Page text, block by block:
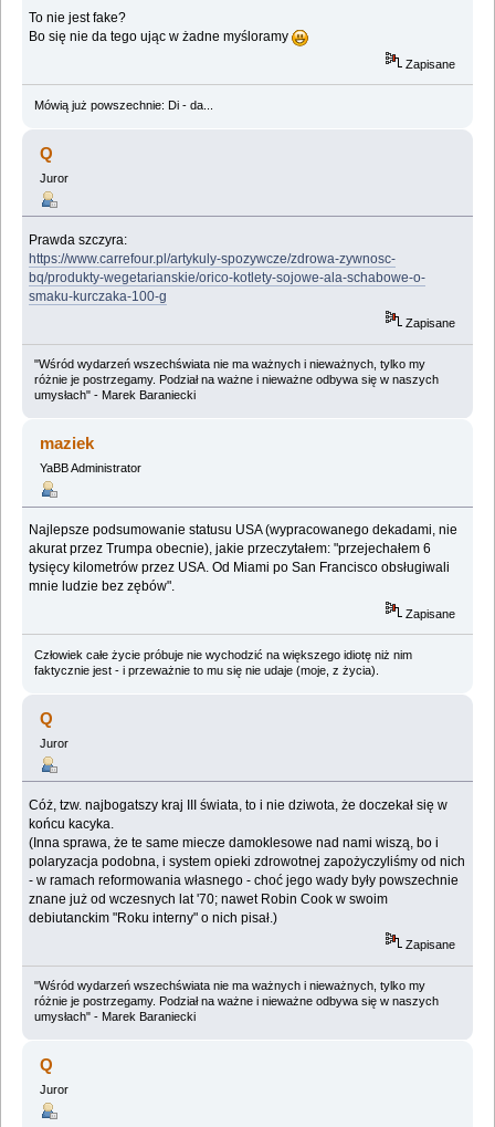
To nie jest fake?
Bo się nie da tego ując w żadne myśloramy
Zapisane
Mówią już powszechnie: Di - da...
Q
Juror
Prawda szczyra:
https://www.carrefour.pl/artykuly-spozywcze/zdrowa-zywnosc-
bq/produkty-wegetarianskie/orico-kotlety-sojowe-ala-schabowe-o-
smaku-kurczaka-100-g
Zapisane
"Wśród wydarzeń wszechświata nie ma ważnych i nieważnych, tylko my
różnie je postrzegamy. Podział na ważne i nieważne odbywa się w naszych
umysłach" - Marek Baraniecki
maziek
YaBB Administrator
Najlepsze podsumowanie statusu USA (wypracowanego dekadami, nie
akurat przez Trumpa obecnie), jakie przeczytałem: "przejechałem 6
tysięcy kilometrów przez USA. Od Miami po San Francisco obsługiwali
mnie ludzie bez zębów".
Zapisane
Człowiek całe życie próbuje nie wychodzić na większego idiotę niż nim
faktycznie jest - i przeważnie to mu się nie udaje (moje, z życia).
Q
Juror
Cóż, tzw. najbogatszy kraj III świata, to i nie dziwota, że doczekał się w
końcu kacyka.
(Inna sprawa, że te same miecze damoklesowe nad nami wiszą, bo i
polaryzacja podobna, i system opieki zdrowotnej zapożyczyliśmy od nich
- w ramach reformowania własnego - choć jego wady były powszechnie
znane już od wczesnych lat '70; nawet Robin Cook w swoim
debiutanckim "Roku interny" o nich pisał.)
Zapisane
"Wśród wydarzeń wszechświata nie ma ważnych i nieważnych, tylko my
różnie je postrzegamy. Podział na ważne i nieważne odbywa się w naszych
umysłach" - Marek Baraniecki
Q
Juror